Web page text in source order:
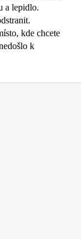
a lepidlo.
kde chcete
k